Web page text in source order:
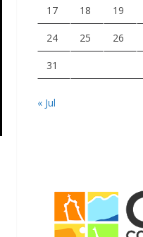
17 18 19
24 25 26
31
« Jul